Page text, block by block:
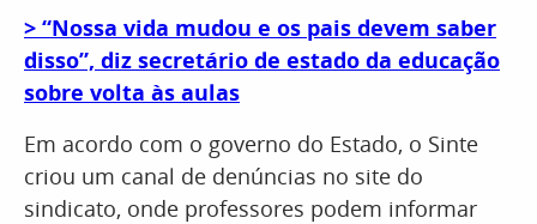
> “Nossa vida mudou e os pais devem saber
disso”, diz secretário de estado da educação
sobre volta às aulas
Em acordo com o governo do Estado, o Sinte
criou um canal de denúncias no site do
sindicato, onde professores podem informar